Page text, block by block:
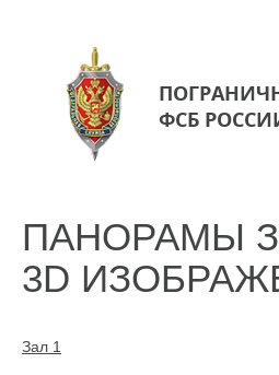
ФСБ
ПАНОРАМЫ
3D
Зал 1